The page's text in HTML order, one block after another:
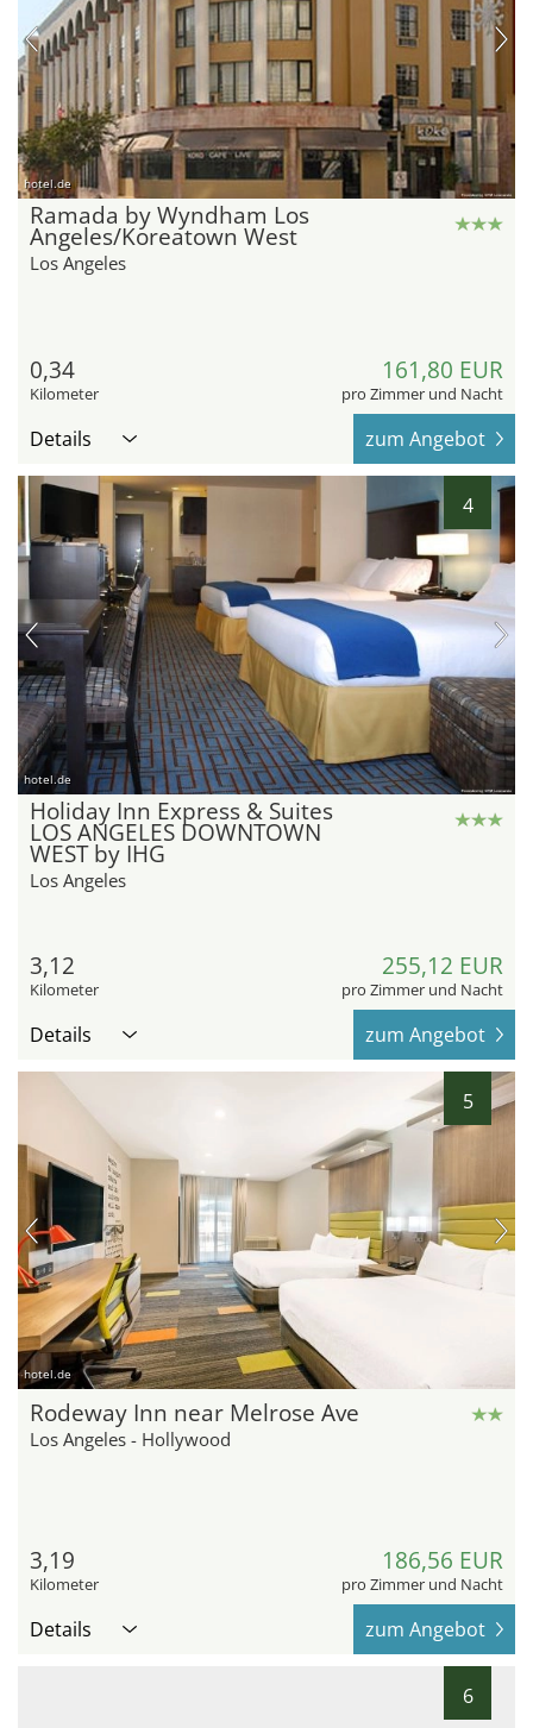
hotel.de
Ramada by Wyndham Los
Angeles/Koreatown West
Los Angeles
0,34
Kilometer
161,80 EUR
pro Zimmer und Nacht
Details zum Angebot
4
hotel.de
Holiday Inn Express & Suites
LOS ANGELES DOWNTOWN
WEST by IHG
Los Angeles
3,12
Kilometer
255,12 EUR
pro Zimmer und Nacht
Details zum Angebot
5
hotel.de
Rodeway Inn near Melrose Ave
Los Angeles - Hollywood
3,19
Kilometer
186,56 EUR
pro Zimmer und Nacht
Details zum Angebot
6